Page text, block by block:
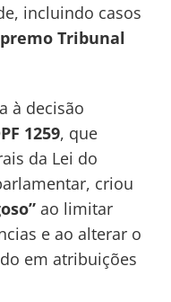
incluindo casos
Tribunal
à decisão
1259, que
da Lei do
criou
ao limitar
e ao alterar o
em atribuições